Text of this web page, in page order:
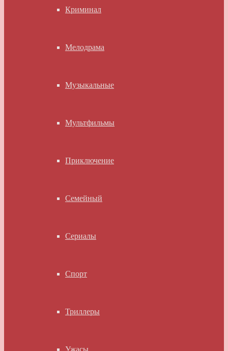
Криминал
Мелодрама
Музыкальные
Мультфильмы
Приключение
Семейный
Сериалы
Спорт
Триллеры
Ужасы